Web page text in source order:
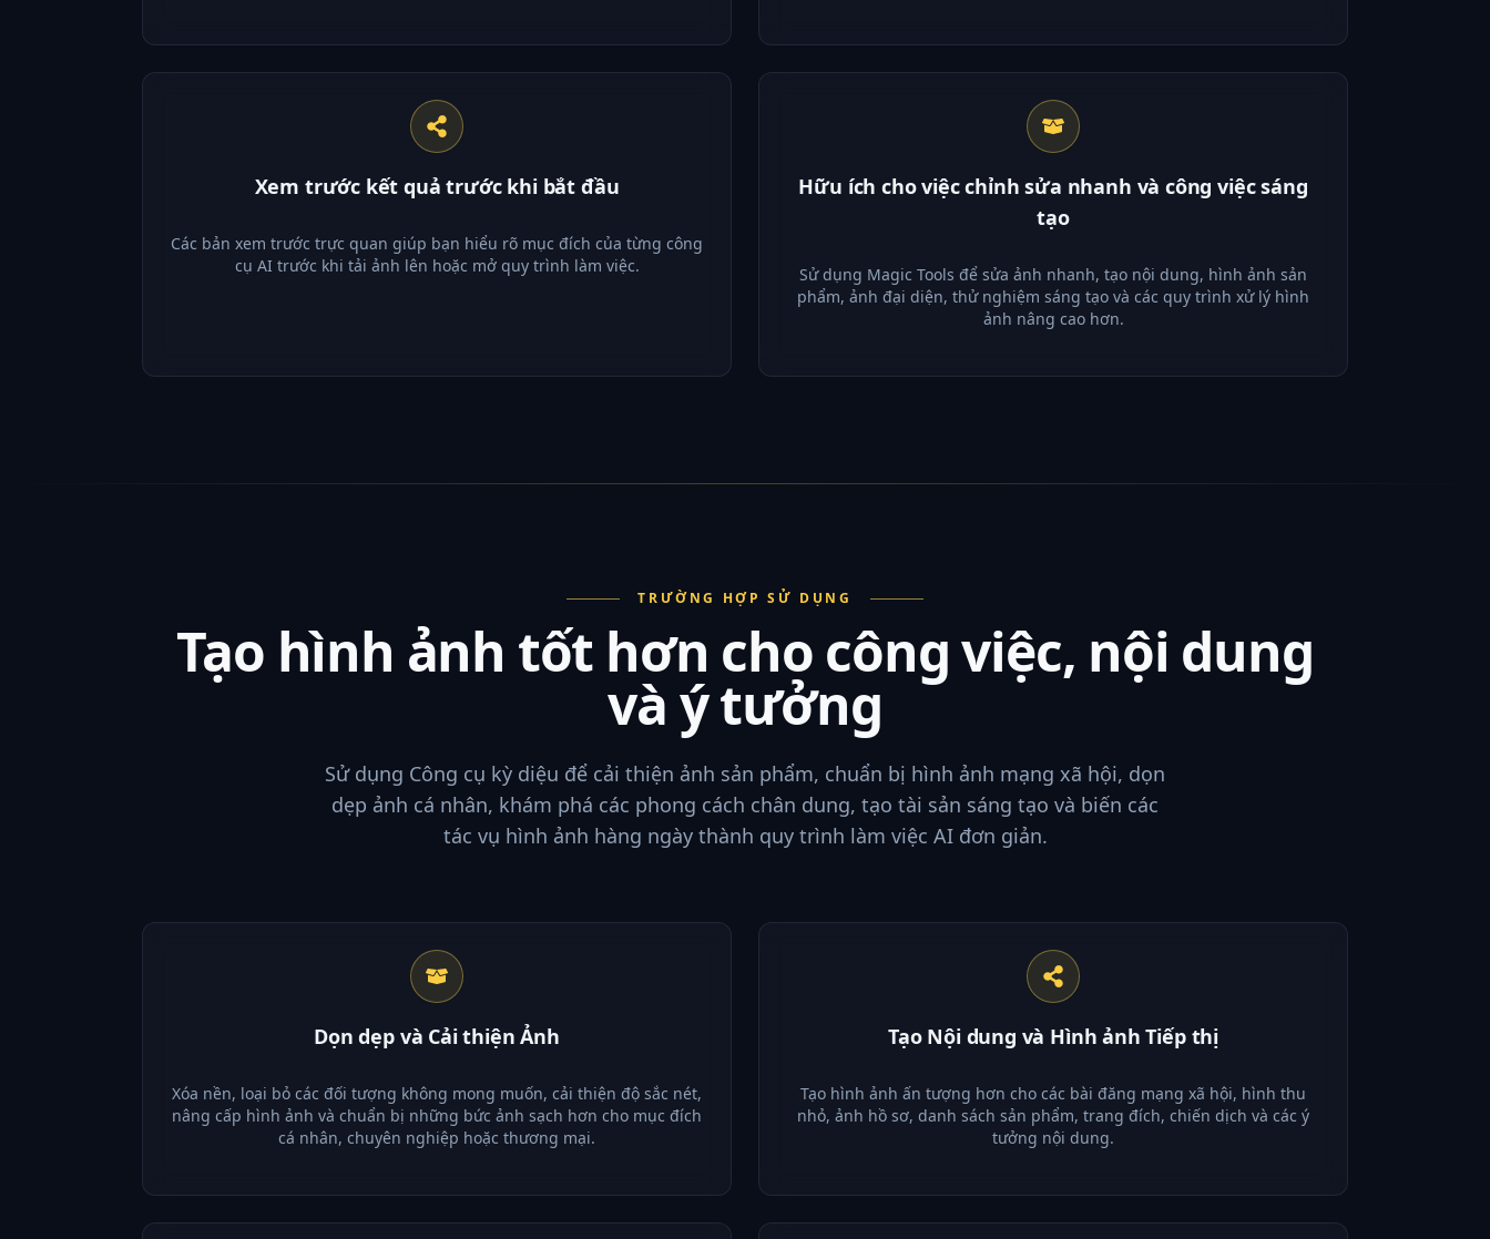
Xem trước kết quả trước khi bắt đầu
Các bản xem trước trực quan giúp bạn hiểu rõ mục đích của từng công
cụ AI trước khi tải ảnh lên hoặc mở quy trình làm việc.
Hữu ích cho việc chỉnh sửa nhanh và công việc sáng
tạo
Sử dụng Magic Tools để sửa ảnh nhanh, tạo nội dung, hình ảnh sản
phẩm, ảnh đại diện, thử nghiệm sáng tạo và các quy trình xử lý hình
ảnh nâng cao hơn.
TRƯỜNG HỢP SỬ DỤNG
Tạo hình ảnh tốt hơn cho công việc, nội dung
và ý tưởng
Sử dụng Công cụ kỳ diệu để cải thiện ảnh sản phẩm, chuẩn bị hình ảnh mạng xã hội, dọn
dẹp ảnh cá nhân, khám phá các phong cách chân dung, tạo tài sản sáng tạo và biến các
tác vụ hình ảnh hàng ngày thành quy trình làm việc AI đơn giản.
Dọn dẹp và Cải thiện Ảnh
Xóa nền, loại bỏ các đối tượng không mong muốn, cải thiện độ sắc nét,
nâng cấp hình ảnh và chuẩn bị những bức ảnh sạch hơn cho mục đích
cá nhân, chuyên nghiệp hoặc thương mại.
Tạo Nội dung và Hình ảnh Tiếp thị
Tạo hình ảnh ấn tượng hơn cho các bài đăng mạng xã hội, hình thu
nhỏ, ảnh hồ sơ, danh sách sản phẩm, trang đích, chiến dịch và các ý
tưởng nội dung.